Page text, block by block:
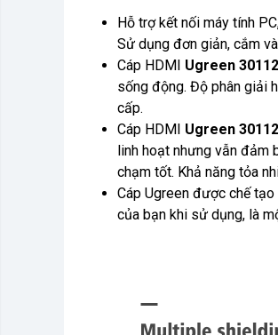
Hỗ trợ kết nối máy tính
Sử dụng đơn giản, cắm
Cáp HDMI Ugreen 30112
sống động. Độ phân giải
cấp.
Cáp HDMI Ugreen 30112
linh hoạt nhưng vẫn đảm
chạm tốt. Khả năng tỏa
Cáp Ugreen được chế
của bạn khi sử dụng, là